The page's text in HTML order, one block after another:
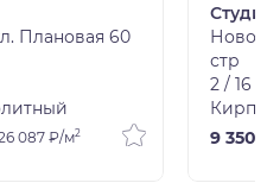
Плановая 60
087 ₽/м2
стр
2 / 16
9 350